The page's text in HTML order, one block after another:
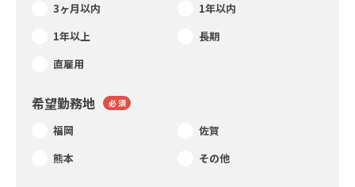
3ヶ月以内
1年以内
1年以上
長期
直雇用
希望勤務地 必 須
福岡
佐賀
熊本
その他